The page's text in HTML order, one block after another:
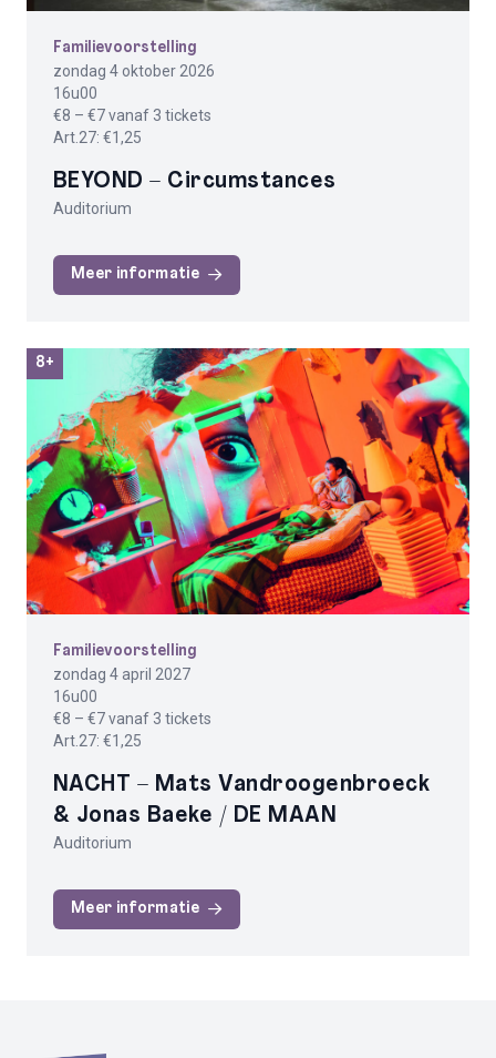
Familievoorstelling
zondag 4 oktober 2026
16u00
€8 – €7 vanaf 3 tickets
Art.27: €1,25
BEYOND – Circumstances
Auditorium
Meer informatie
8+
Familievoorstelling
zondag 4 april 2027
16u00
€8 – €7 vanaf 3 tickets
Art.27: €1,25
NACHT – Mats Vandroogenbroeck
& Jonas Baeke / DE MAAN
Auditorium
Meer informatie